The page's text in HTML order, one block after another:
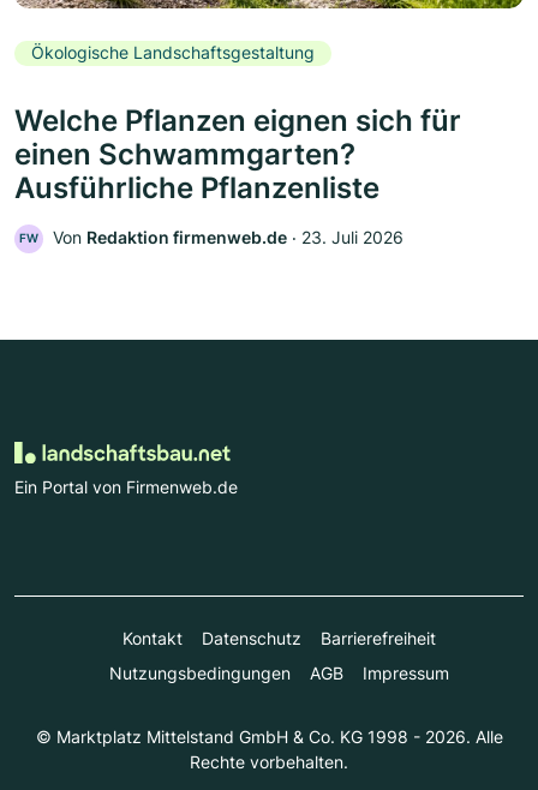
Ökologische Landschaftsgestaltung
Welche Pflanzen eignen sich für
einen Schwammgarten?
Ausführliche Pflanzenliste
FW Von Redaktion firmenweb.de ‧ 23. Juli 2026
Ein Portal von Firmenweb.de
Kontakt Datenschutz
Barrierefreiheit
Nutzungsbedingungen
AGB Impressum
© Marktplatz Mittelstand GmbH & Co. KG 1998 - 2026. Alle
Rechte vorbehalten.